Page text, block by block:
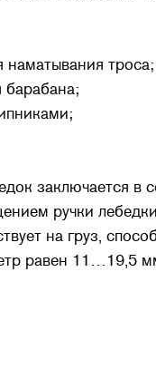
наматывания троса;
барабана;
заключается в
ручки
на груз,
равен 11…19,5